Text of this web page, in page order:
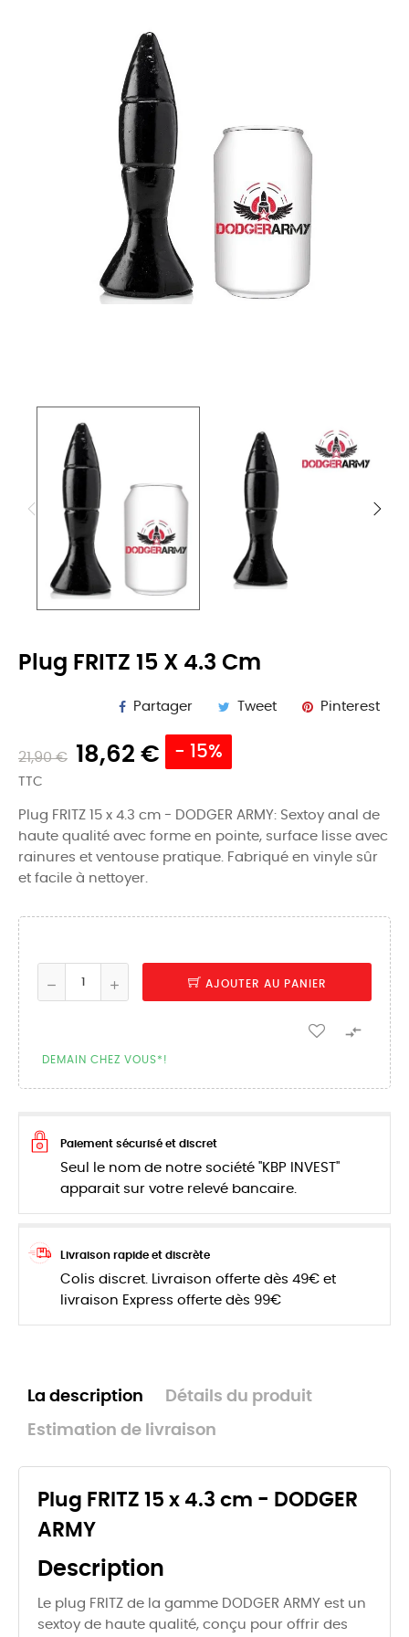
Plug FRITZ 15 X 4.3 Cm
Partager Tweet Pinterest
21,90 € 18,62 € - 15%
TTC
Plug FRITZ 15 x 4.3 cm - DODGER ARMY: Sextoy anal de
haute qualité avec forme en pointe, surface lisse avec
rainures et ventouse pratique. Fabriqué en vinyle sûr
et facile à nettoyer.
AJOUTER AU PANIER

DEMAIN CHEZ VOUS*!
Paiement sécurisé et discret
Seul le nom de notre société "KBP INVEST"
apparait sur votre relevé bancaire.
Livraison rapide et discrète
Colis discret. Livraison offerte dès 49€ et
livraison Express offerte dès 99€
La description Détails du produit
Estimation de livraison
Plug FRITZ 15 x 4.3 cm - DODGER
ARMY
Description
Le plug FRITZ de la gamme DODGER ARMY est un
sextoy de haute qualité, conçu pour offrir des